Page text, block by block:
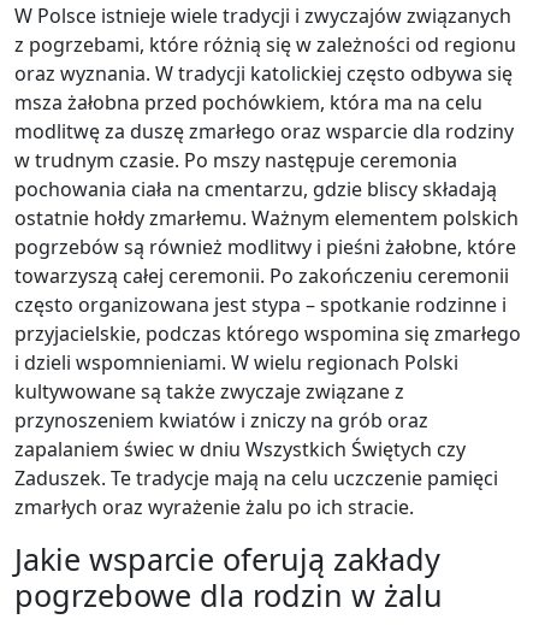
W Polsce istnieje wiele tradycji i zwyczajów związanych
z pogrzebami, które różnią się w zależności od regionu
oraz wyznania. W tradycji katolickiej często odbywa się
msza żałobna przed pochówkiem, która ma na celu
modlitwę za duszę zmarłego oraz wsparcie dla rodziny
w trudnym czasie. Po mszy następuje ceremonia
pochowania ciała na cmentarzu, gdzie bliscy składają
ostatnie hołdy zmarłemu. Ważnym elementem polskich
pogrzebów są również modlitwy i pieśni żałobne, które
towarzyszą całej ceremonii. Po zakończeniu ceremonii
często organizowana jest stypa – spotkanie rodzinne i
przyjacielskie, podczas którego wspomina się zmarłego
i dzieli wspomnieniami. W wielu regionach Polski
kultywowane są także zwyczaje związane z
przynoszeniem kwiatów i zniczy na grób oraz
zapalaniem świec w dniu Wszystkich Świętych czy
Zaduszek. Te tradycje mają na celu uczczenie pamięci
zmarłych oraz wyrażenie żalu po ich stracie.
Jakie wsparcie oferują zakłady
pogrzebowe dla rodzin w żalu